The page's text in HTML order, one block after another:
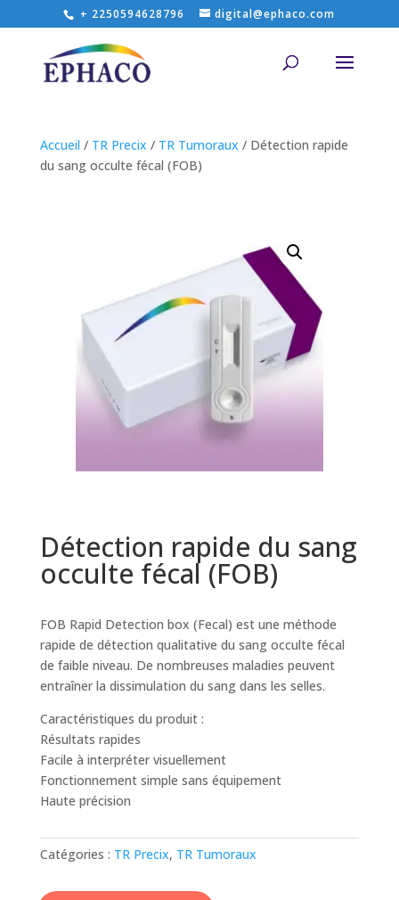
+ 2250594628796 digital@ephaco.com
Accueil / TR Precix / TR Tumoraux / Détection rapide
du sang occulte fécal (FOB)
Détection rapide du sang
occulte fécal (FOB)
FOB Rapid Detection box (Fecal) est une méthode
rapide de détection qualitative du sang occulte fécal
de faible niveau. De nombreuses maladies peuvent
entraîner la dissimulation du sang dans les selles.
Caractéristiques du produit :
Résultats rapides
Facile à interpréter visuellement
Fonctionnement simple sans équipement
Haute précision
Catégories : TR Precix, TR Tumoraux